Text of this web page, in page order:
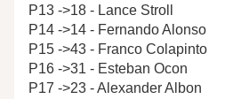
P13 ->18 - Lance Stroll
P14 ->14 - Fernando Alonso
P15 ->43 - Franco Colapinto
P16 ->31 - Esteban Ocon
P17 ->23 - Alexander Albon